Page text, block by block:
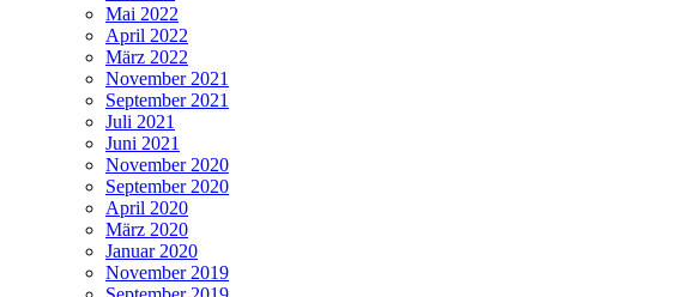
Mai 2022
April 2022
März 2022
November 2021
September 2021
Juli 2021
Juni 2021
November 2020
September 2020
April 2020
März 2020
Januar 2020
November 2019